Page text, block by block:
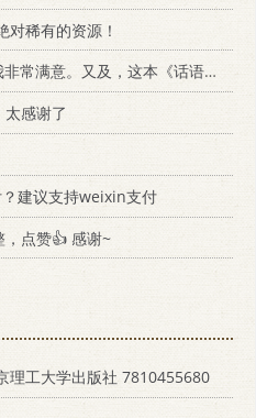
对稀有的资源！
满意。又及，这本《话语的真相》...
太感谢了
？建议支持weixin支付
，点赞👍 感谢~
理工大学出版社 7810455680